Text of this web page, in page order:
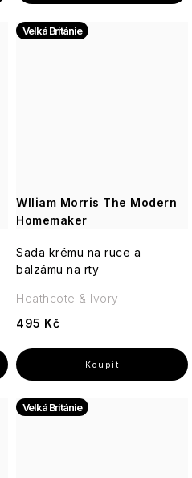
Wlliam Morris The Modern
Homemaker
Velká Británie
Sada krému na ruce a
balzámu na rty
495 Kč
Heathcote & Ivory
Velká Británie